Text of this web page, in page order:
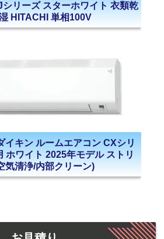
リーズ スターホワイト 衣類乾
HITACHI 単相100V
イキン ルームエアコン CXシリ
ホワイト 2025年モデル ストリ
気清浄/内部クリーン)